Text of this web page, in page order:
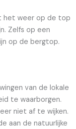
het weer op de top
Zelfs op een
op de bergtop.
van de lokale
te waarborgen.
niet af te wijken.
aan de natuurlijke